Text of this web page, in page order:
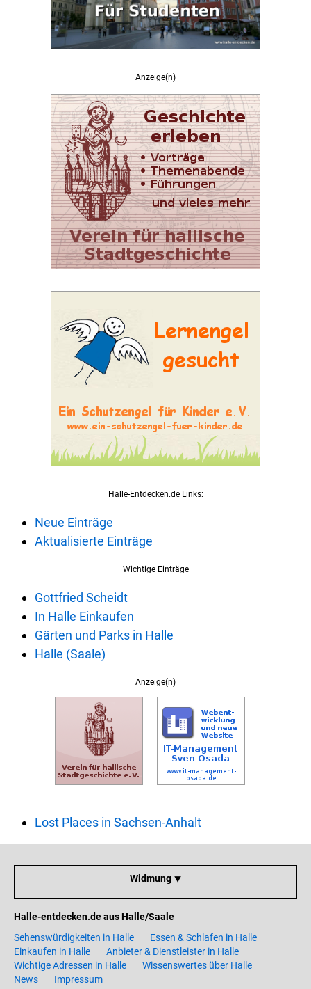
Anzeige(n)
Halle-Entdecken.de Links:
Neue Einträge
Aktualisierte Einträge
Wichtige Einträge
Gottfried Scheidt
In Halle Einkaufen
Gärten und Parks in Halle
Halle (Saale)
Anzeige(n)
Lost Places in Sachsen-Anhalt
Widmung ⯆
Halle-entdecken.de aus Halle/Saale
Sehenswürdigkeiten in Halle
Essen & Schlafen in Halle
Einkaufen in Halle
Anbieter & Dienstleister in Halle
Wichtige Adressen in Halle
Wissenswertes über Halle
News
Impressum